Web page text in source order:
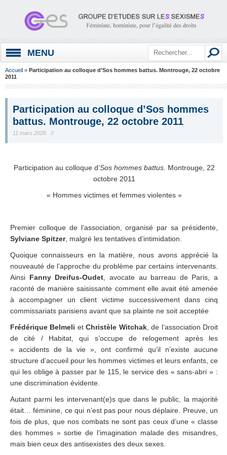
MENU
Accueil » Participation au colloque d’Sos hommes battus. Montrouge, 22 octobre
2011
Participation au colloque d’Sos hommes
battus. Montrouge, 22 octobre 2011
11 mars 2026 //
Participation au colloque d’Sos hommes battus. Montrouge, 22
octobre 2011
« Hommes victimes et femmes violentes »
Premier colloque de l’association, organisé par sa présidente,
Sylviane Spitzer, malgré les tentatives d’intimidation.
Quoique connaisseurs en la matière, nous avons apprécié la
nouveauté de l’approche du problème par certains intervenants.
Ainsi Fanny Dreifus-Oudet , avocate au barreau de Paris, a
raconté de manière saisissante comment elle avait été amenée
à accompagner un client victime successivement dans cinq
commissariats parisiens avant que sa plainte ne soit acceptée
Frédérique Belmeli etChristèle Witchak, de l’association Droit
de cité / Habitat, qui s’occupe de relogement après les
« accidents de la vie », ont confirmé qu’il n’existe aucune
structure d’accueil pour les hommes victimes et leurs enfants, ce
qui les oblige à passer par le 115, le service des « sans-abri » :
une discrimination évidente.
Autant parmi les intervenant(e)s que dans le public, la majorité
était… féminine, ce qui n’est pas pour nous déplaire. Preuve, un
fois de plus, que nos combats ne sont pas ceux d’une « classe
des hommes » sortie de l’imagination malade des misandres,
mais bien ceux des antisexistes des deux sexes.